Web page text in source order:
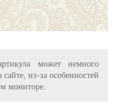
может немного
из-за особенностей
мониторе.